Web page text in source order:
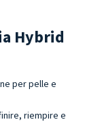
Hybrid
per pelle e
riempire e